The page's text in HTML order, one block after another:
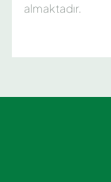
almaktadır.